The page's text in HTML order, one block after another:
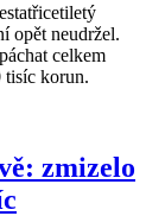
opět neudržel.
celkem
tisíc korun.
zmizelo